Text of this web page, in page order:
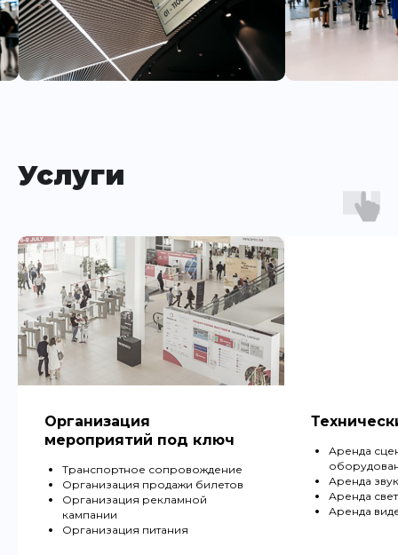
Услуги
Организация
мероприятий под ключ
Транспортное сопровождение
Организация продажи билетов
Организация рекламной
кампании
Организация питания
Аренда
Аренда
Аренда
Аренда